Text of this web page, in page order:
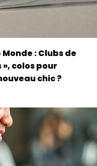
: Clubs de
colos pour
chic ?